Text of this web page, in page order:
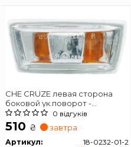
CHE CRUZE левая сторона
боковой ук.поворот -
прозрач.
0 відгуків
510 ₴ завтра
Артикул:
18-0232-01-2